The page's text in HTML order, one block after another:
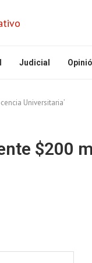
Judicial
Universitaria’
$200